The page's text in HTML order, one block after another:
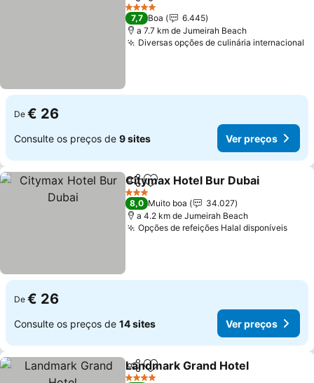
4 Estrelas
7,7 Boa
6.445
a 7.7 km de Jumeirah Beach
Diversas opções de culinária internacional
De € 26
Consulte os preços de 9 sites Ver preços
PartilharAdicionar aos favoritos
Citymax Hotel Bur Dubai
3 Estrelas
8,0 Muito boa
34.027
a 4.2 km de Jumeirah Beach
Opções de refeições Halal disponíveisVer
De € 26
Consulte os preços de 14 sites Ver preços
PartilharAdicionar aos favoritos
Landmark Grand Hotel